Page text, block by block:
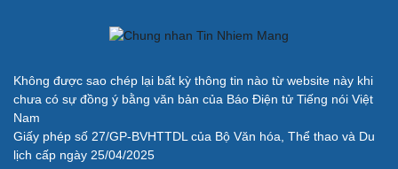
Không được sao chép lại bất kỳ thông tin nào từ website này khi
chưa có sự đồng ý bằng văn bản của Báo Điện tử Tiếng nói Việt
Nam
Giấy phép số 27/GP-BVHTTDL của Bộ Văn hóa, Thể thao và Du
lịch cấp ngày 25/04/2025